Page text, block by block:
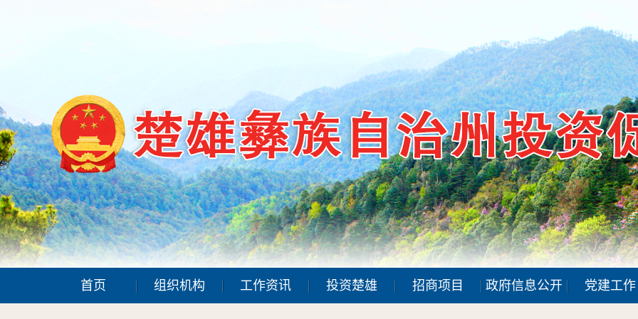
首页 组织机构 工作资讯 投资楚雄 招商项目 政府信息公开 党建工作